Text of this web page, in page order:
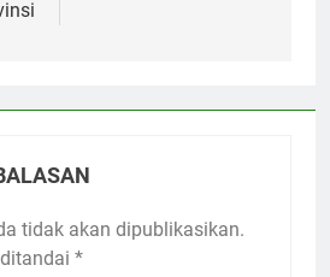
tidak akan dipublikasikan.
*